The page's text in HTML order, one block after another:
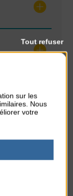
sur les
Nous
votre
Tout refuser